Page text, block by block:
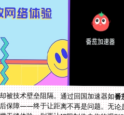
被技术壁垒阻隔。通过回国加速器如番